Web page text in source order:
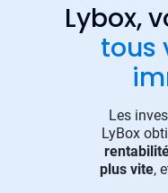
Lybox,
tous
Les
LyBox
plus vite,